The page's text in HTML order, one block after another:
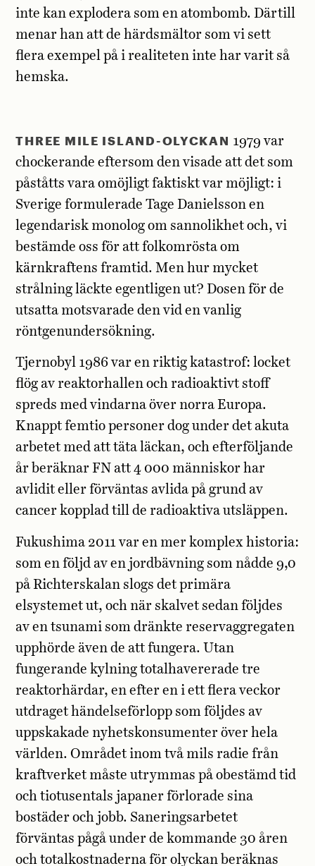
inte kan explodera som en atombomb. Därtill
menar han att de härdsmältor som vi sett
flera exempel på i realiteten inte har varit så
hemska.
THREE MILE ISLAND-OLYCKAN 1979 var
chockerande eftersom den visade att det som
påståtts vara omöjligt faktiskt var möjligt: i
Sverige formulerade Tage Danielsson en
legendarisk monolog om sannolikhet och, vi
bestämde oss för att folkomrösta om
kärnkraftens framtid. Men hur mycket
strålning läckte egentligen ut? Dosen för de
utsatta motsvarade den vid en vanlig
röntgenundersökning.
Tjernobyl 1986 var en riktig katastrof: locket
flög av reaktorhallen och radioaktivt stoff
spreds med vindarna över norra Europa.
Knappt femtio personer dog under det akuta
arbetet med att täta läckan, och efterföljande
år beräknar FN att 4 000 människor har
avlidit eller förväntas avlida på grund av
cancer kopplad till de radioaktiva utsläppen.
Fukushima 2011 var en mer komplex historia:
som en följd av en jordbävning som nådde 9,0
på Richterskalan slogs det primära
elsystemet ut, och när skalvet sedan följdes
av en tsunami som dränkte reservaggregaten
upphörde även de att fungera. Utan
fungerande kylning totalhavererade tre
reaktorhärdar, en efter en i ett flera veckor
utdraget händelseförlopp som följdes av
uppskakade nyhetskonsumenter över hela
världen. Området inom två mils radie från
kraftverket måste utrymmas på obestämd tid
och tiotusentals japaner förlorade sina
bostäder och jobb. Saneringsarbetet
förväntas pågå under de kommande 30 åren
och totalkostnaderna för olyckan beräknas